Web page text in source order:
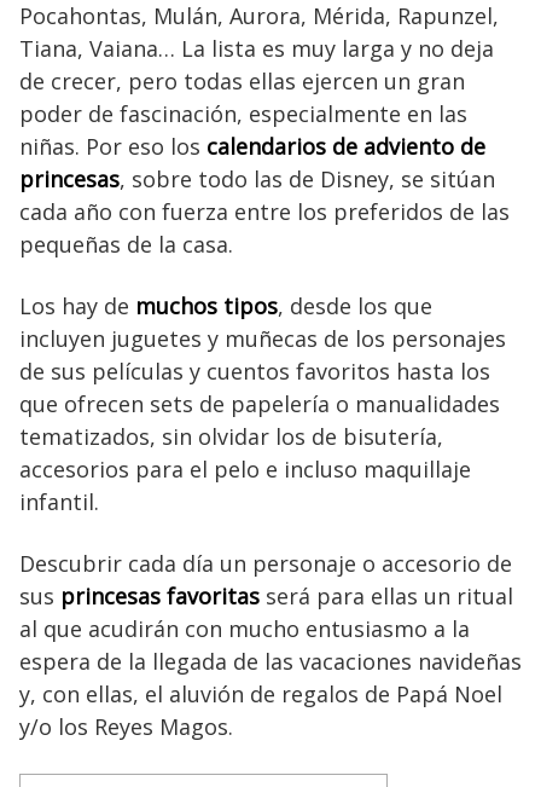
Pocahontas, Mulán, Aurora, Mérida, Rapunzel,
Tiana, Vaiana… La lista es muy larga y no deja
de crecer, pero todas ellas ejercen un gran
poder de fascinación, especialmente en las
niñas. Por eso los calendarios de adviento de
princesas, sobre todo las de Disney, se sitúan
cada año con fuerza entre los preferidos de las
pequeñas de la casa.
Los hay de muchos tipos, desde los que
incluyen juguetes y muñecas de los personajes
de sus películas y cuentos favoritos hasta los
que ofrecen sets de papelería o manualidades
tematizados, sin olvidar los de bisutería,
accesorios para el pelo e incluso maquillaje
infantil.
Descubrir cada día un personaje o accesorio de
sus princesas favoritas será para ellas un ritual
al que acudirán con mucho entusiasmo a la
espera de la llegada de las vacaciones navideñas
y, con ellas, el aluvión de regalos de Papá Noel
y/o los Reyes Magos.